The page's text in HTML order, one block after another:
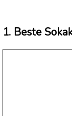
1. Beste